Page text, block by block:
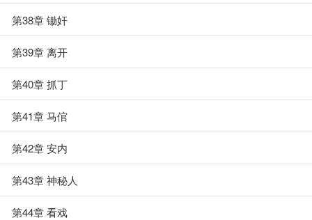
第38章 锄奸
第39章 离开
第40章 抓丁
第41章 马倌
第42章 安内
第43章 神秘人
第44章 看戏